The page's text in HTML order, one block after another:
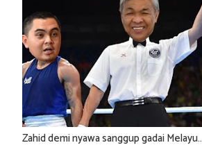
Zahid demi nyawa sanggup gadai Melayu..